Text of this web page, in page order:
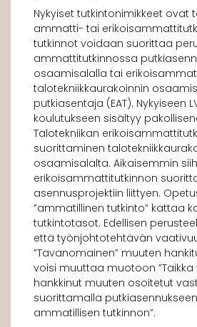
Nykyiset tutkintonimikkeet ovat
ammatti- tai
tutkinnot voidaan suorittaa
ammattitutkinnossa
osaamisalalla tai
talotekniikkaurakoinnin
putkiasentaja (EAT). Nykyiseen
koulutukseen sisältyy
Talotekniikan
suorittaminen
osaamisalalta. Aikaisemmin
erikoisammattitutkinnon
asennusprojektiin liittyen.
”ammatillinen tutkinto” kattaa
tutkintotasot. Edellisen
että työnjohtotehtävän
”Tavanomainen” muuten
voisi muuttaa muotoon
hankkinut muuten osoitetut
suorittamalla
ammatillisen tutkinnon”.